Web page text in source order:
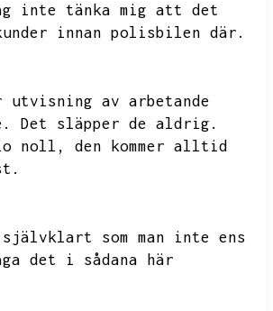
inte tänka mig att det
innan polisbilen där.
av arbetande
Det släpper de aldrig.
noll,
den kommer alltid
som man inte ens
det i sådana här